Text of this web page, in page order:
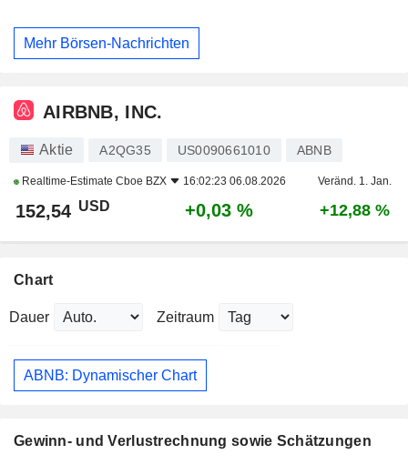
Mehr Börsen-Nachrichten
AIRBNB, INC.
Aktie A2QG35 US0090661010 ABNB
Realtime-Estimate Cboe BZX 16:02:23 06.08.2026 Veränd. 1. Jan.
152,54 USD +0,03 % +12,88 %
Chart
Dauer Zeitraum
ABNB: Dynamischer Chart
Gewinn- und Verlustrechnung sowie Schätzungen